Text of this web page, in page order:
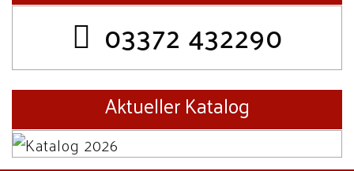
03372 432290
Aktueller Katalog